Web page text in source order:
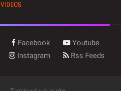
VIDEOS
Facebook
Youtube
Instagram Rss Feeds